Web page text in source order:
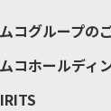
コグループの
コホールディ